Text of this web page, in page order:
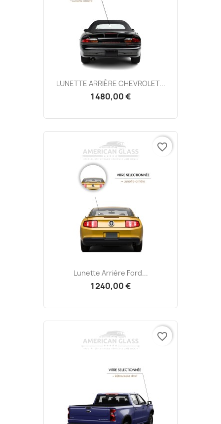
LUNETTE ARRIÈRE CHEVROLET...
1 480,00 €
Lunette Arrière Ford...
1 240,00 €
favorite_border
favorite_border